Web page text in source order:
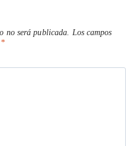
no será publicada. Los campos
*